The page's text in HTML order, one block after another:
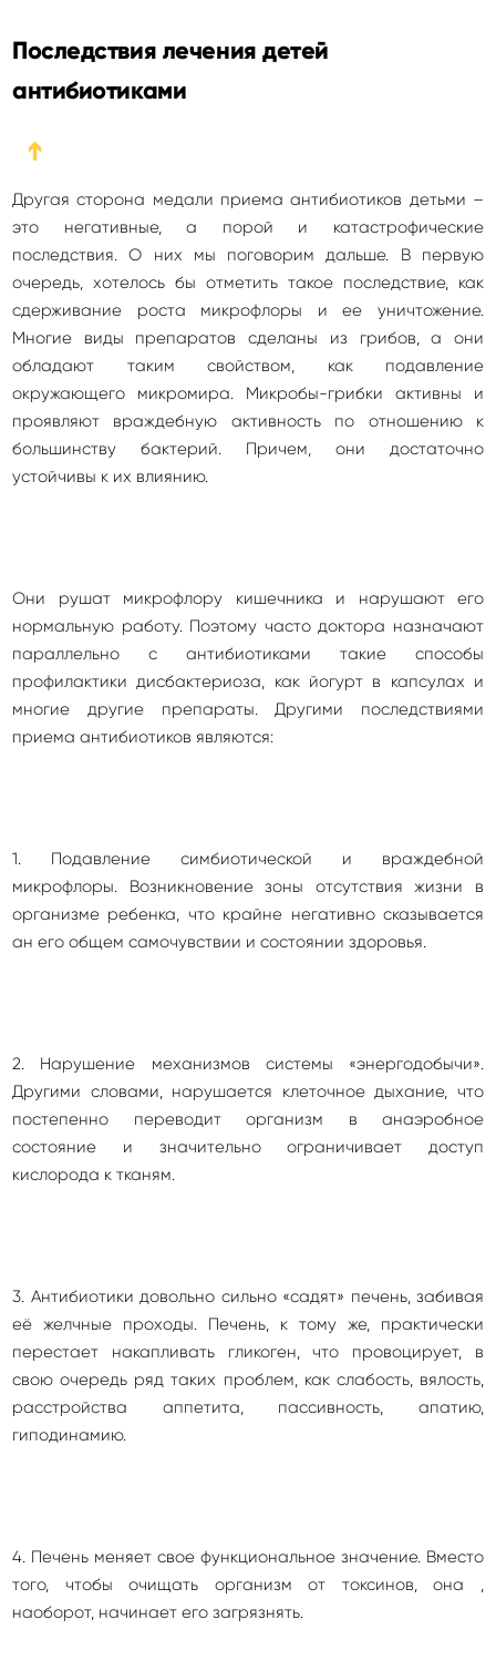
Последствия лечения детей
антибиотиками
➔
Другая сторона медали приема антибиотиков детьми –
это негативные, а порой и катастрофические
последствия. О них мы поговорим дальше. В первую
очередь, хотелось бы отметить такое последствие, как
сдерживание роста микрофлоры и ее уничтожение.
Многие виды препаратов сделаны из грибов, а они
обладают таким свойством, как подавление
окружающего микромира. Микробы-грибки активны и
проявляют враждебную активность по отношению к
большинству бактерий. Причем, они достаточно
устойчивы к их влиянию.
Они рушат микрофлору кишечника и нарушают его
нормальную работу. Поэтому часто доктора назначают
параллельно с антибиотиками такие способы
профилактики дисбактериоза, как йогурт в капсулах и
многие другие препараты. Другими последствиями
приема антибиотиков являются:
1. Подавление симбиотической и враждебной
микрофлоры. Возникновение зоны отсутствия жизни в
организме ребенка, что крайне негативно сказывается
ан его общем самочувствии и состоянии здоровья.
2. Нарушение механизмов системы «энергодобычи».
Другими словами, нарушается клеточное дыхание, что
постепенно переводит организм в анаэробное
состояние и значительно ограничивает доступ
кислорода к тканям.
3. Антибиотики довольно сильно «садят» печень, забивая
её желчные проходы. Печень, к тому же, практически
перестает накапливать гликоген, что провоцирует, в
свою очередь ряд таких проблем, как слабость, вялость,
расстройства аппетита, пассивность, апатию,
гиподинамию.
4. Печень меняет свое функциональное значение. Вместо
того, чтобы очищать организм от токсинов, она ,
наоборот, начинает его загрязнять.